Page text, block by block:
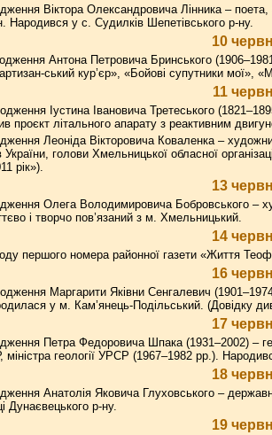
Віктора Олександровича Лінника –
Народився у с. Судилків Шепетівського р-ну.
10
Антона Петровича Бринського
ський кур’єр», «Бойові супутники мої»,
11
Іустина Івановича Третеського
проєкт літального апарату з реактивним
Леоніда Вікторовича Коваленка –
голови Хмельницької обласної
рік»).
13
Олега Володимировича Бобровського –
і творчо пов’язаний з м. Хмельницький.
14
першого номера районної газети «Життя
16
Маргарити Яківни Сенгалевич
у м. Кам’янець-Подільський. (Довідку
17
Петра Федоровича Шпака (1931–2002) –
геології УРСР (1967–1982 рр.).
18
Анатолія Яковича Глуховського –
Дунаєвецького р-ну.
19